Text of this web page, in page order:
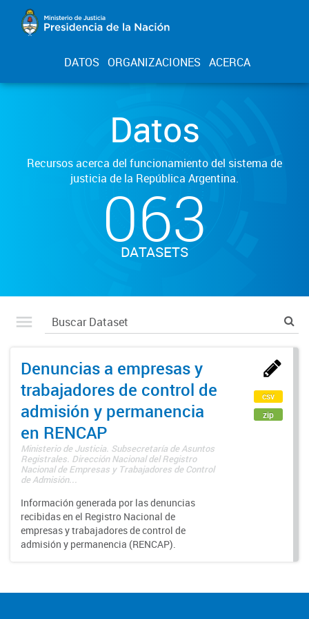
DATOS ORGANIZACIONES ACERCA
Datos
Recursos acerca del funcionamiento del sistema de
justicia de la República Argentina.
063
DATASETS
Denuncias a empresas y
trabajadores de control de
admisión y permanencia
en RENCAP
Ministerio de Justicia. Subsecretaría de Asuntos
Registrales. Dirección Nacional del Registro
Nacional de Empresas y Trabajadores de Control
de Admisión...
Información generada por las denuncias
recibidas en el Registro Nacional de
empresas y trabajadores de control de
admisión y permanencia (RENCAP).
csv
zip